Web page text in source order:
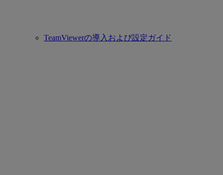
TeamViewerの導入および設定ガイド